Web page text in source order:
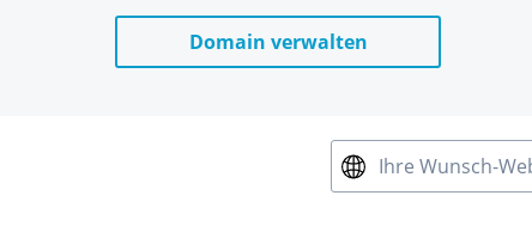
Domain verwalten
Ihre Wunsch-